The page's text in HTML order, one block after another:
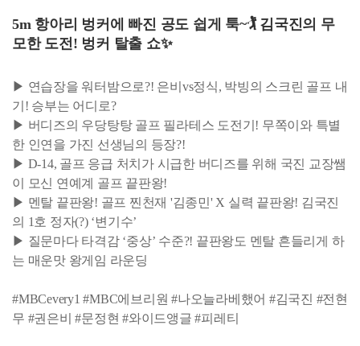
5m 항아리 벙커에 빠진 공도 쉽게 툭~🏌️‍ 김국진의 무
모한 도전! 벙커 탈출 쇼✨
▶ 연습장을 워터밤으로?! 은비vs정식, 박빙의 스크린 골프 내
기! 승부는 어디로?
▶ 버디즈의 우당탕탕 골프 필라테스 도전기! 무쪽이와 특별
한 인연을 가진 선생님의 등장?!
▶ D-14, 골프 응급 처치가 시급한 버디즈를 위해 국진 교장쌤
이 모신 연예계 골프 끝판왕!
▶ 멘탈 끝판왕! 골프 찐천재 '김종민' X 실력 끝판왕! 김국진
의 1호 정자(?) ‘변기수’
▶ 질문마다 타격감 ‘중상’ 수준?! 끝판왕도 멘탈 흔들리게 하
는 매운맛 왕게임 라운딩
#MBCevery1 #MBC에브리원 #나오늘라베했어 #김국진 #전현
무 #권은비 #문정현 #와이드앵글 #피레티